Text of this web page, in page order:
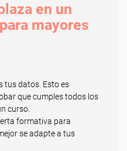
en un
mayores
tus datos. Esto es
que cumples todos los
curso.
formativa para
se adapte a tus